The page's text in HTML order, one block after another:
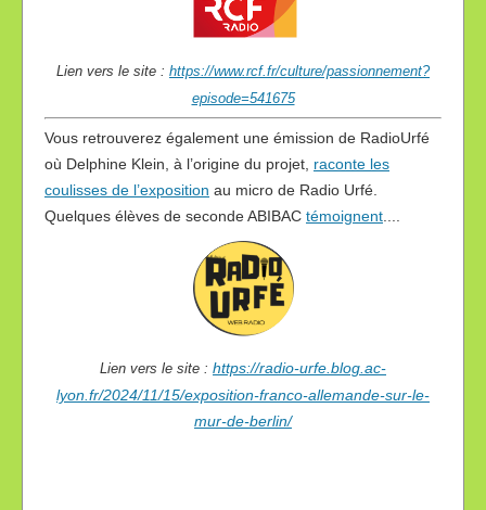
Lien vers le site : https://www.rcf.fr/culture/passionnement?
episode=541675
Vous retrouverez également une émission de RadioUrfé
où Delphine Klein, à l’origine du projet, raconte les
coulisses de l’exposition au micro de Radio Urfé.
Quelques élèves de seconde ABIBAC témoignent
Lien vers le site : https://radio-urfe.blog.ac-
lyon.fr/2024/11/15/exposition-franco-allemande-sur-le-
mur-de-berlin/